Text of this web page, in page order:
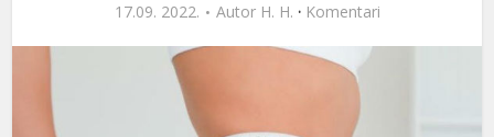
17.09. 2022. Autor H. H. · Komentari